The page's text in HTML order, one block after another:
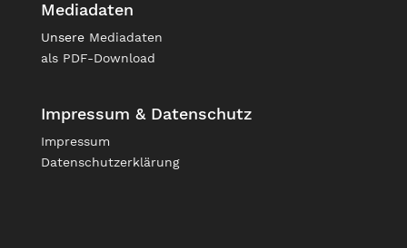
Mediadaten
Unsere Mediadaten
als PDF-Download
Impressum & Datenschutz
Impressum
Datenschutzerklärung